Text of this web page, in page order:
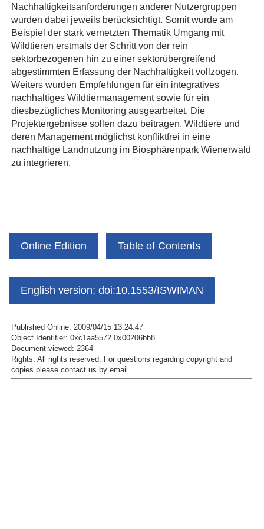
Nachhaltigkeitsanforderungen anderer Nutzergruppen
wurden dabei jeweils berücksichtigt. Somit wurde am
Beispiel der stark vernetzten Thematik Umgang mit
Wildtieren erstmals der Schritt von der rein
sektorbezogenen hin zu einer sektorübergreifend
abgestimmten Erfassung der Nachhaltigkeit vollzogen.
Weiters wurden Empfehlungen für ein integratives
nachhaltiges Wildtiermanagement sowie für ein
diesbezügliches Monitoring ausgearbeitet. Die
Projektergebnisse sollen dazu beitragen, Wildtiere und
deren Management möglichst konfliktfrei in eine
nachhaltige Landnutzung im Biosphärenpark Wienerwald
zu integrieren.
Online Edition Table of Contents
English version: doi:10.1553/ISWIMAN
Published Online: 2009/04/15 13:24:47
Object Identifier: 0xc1aa5572 0x00206bb8
Document viewed: 2364
Rights: All rights reserved. For questions regarding copyright and
copies please contact us by email .